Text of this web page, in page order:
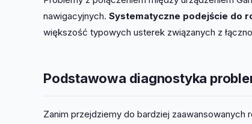
nawigacyjnych. Systematyczne podejście do
większość typowych usterek związanych z
Podstawowa diagnostyka
Zanim przejdziemy do bardziej